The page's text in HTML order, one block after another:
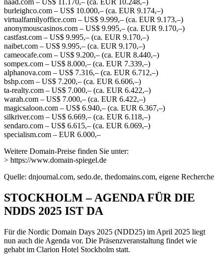
burleighco.com – US$ 10.000,– (ca. EUR 9.174,–)
virtualfamilyoffice.com – US$ 9.999,– (ca. EUR 9.173,–)
anonymouscasinos.com – US$ 9.995,– (ca. EUR 9.170,–)
castfast.com – US$ 9.995,– (ca. EUR 9.170,–)
naibet.com – US$ 9.995,– (ca. EUR 9.170,–)
cameocafe.com – US$ 9.200,– (ca. EUR 8.440,–)
sompex.com – US$ 8.000,– (ca. EUR 7.339,–)
alphanova.com – US$ 7.316,– (ca. EUR 6.712,–)
bshp.com – US$ 7.200,– (ca. EUR 6.606,–)
ta-realty.com – US$ 7.000,– (ca. EUR 6.422,–)
warah.com – US$ 7.000,– (ca. EUR 6.422,–)
magicsaloon.com – US$ 6.940,– (ca. EUR 6.367,–)
silkriver.com – US$ 6.669,– (ca. EUR 6.118,–)
sendaro.com – US$ 6.615,– (ca. EUR 6.069,–)
specialism.com – EUR 6.000,–
Weitere Domain-Preise finden Sie unter:
> https://www.domain-spiegel.de
Quelle: dnjournal.com, sedo.de, thedomains.com, eigene Recherche
STOCKHOLM – AGENDA FÜR DIE
NDDS 2025 IST DA
Für die Nordic Domain Days 2025 (NDD25) im April 2025 liegt
nun auch die Agenda vor. Die Präsenzveranstaltung findet wie
gehabt im Clarion Hotel Stockholm statt.